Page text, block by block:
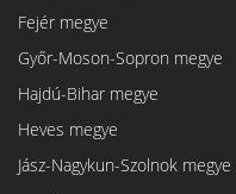
Fejér megye
Győr-Moson-Sopron megye
Hajdú-Bihar megye
Heves megye
Jász-Nagykun-Szolnok megye